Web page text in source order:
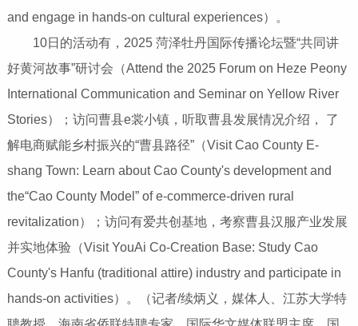
and engage in hands-on cultural experiences）。
10日的活动有，2025 菏泽牡丹国际传播论坛暨“共同讲
好黄河故事”研讨会（Attend the 2025 Forum on Heze Peony
International Communication and Seminar on Yellow River
Stories）；访问曹县e裳小镇，听取曹县发展情况介绍， 了
解电商赋能乡村振兴的“曹县路径”（Visit Cao County E-
shang Town: Learn about Cao County's development and
the“Cao County Model” of e-commerce-driven rural
revitalization）；访问有爱共创基地，考察曹县汉服产业发展
并实地体验（Visit YouAi Co-Creation Base: Study Cao
County's Hanfu (traditional attire) industry and participate in
hands-on activities）。（记者/续炳义，媒体人、江苏大学特